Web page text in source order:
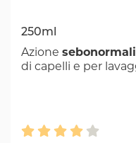
250ml
Azione
di capelli e per